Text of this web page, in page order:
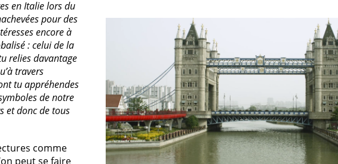
en Italie lors du
pour des
encore à
: celui de la
relies davantage
travers
tu appréhendes
de notre
et donc de tous
comme
peut se faire